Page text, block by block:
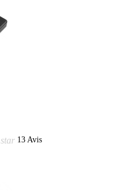
star 13 Avis